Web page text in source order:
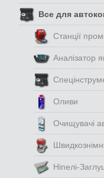
Все для
Станції
Аналізатор
Оливи
Очищувачі
Ніпелі-